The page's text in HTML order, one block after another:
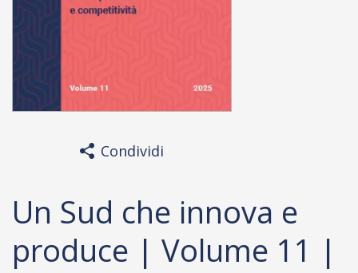
Condividi
Un Sud che innova e
produce | Volume 11 |